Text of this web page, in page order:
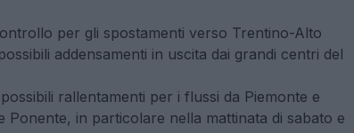
per gli spostamenti verso Trentino-Alto
addensamenti in uscita dai grandi centri del
possibili rallentamenti per i flussi da Piemonte e
Ponente, in particolare nella mattinata di sabato e